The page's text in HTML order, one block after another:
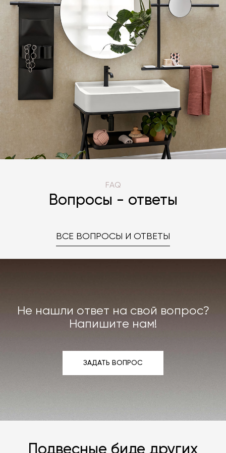
FAQ
Вопросы - ответы
ВСЕ ВОПРОСЫ И ОТВЕТЫ
Не нашли ответ на свой вопрос?
Напишите нам!
ЗАДАТЬ ВОПРОС
Подвесные биде других